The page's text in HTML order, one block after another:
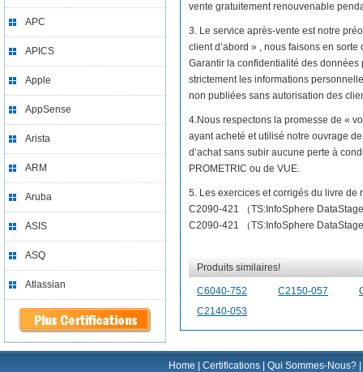
APC
APICS
Apple
AppSense
Arista
ARM
Aruba
ASIS
ASQ
Atlassian
vente gratuitement renouvenable
3. Le service après-vente est notre
client d’abord » , nous faisons en
Garantir la confidentialité des
strictement les informations
non publiées sans autorisation des
4.Nous respectons la promesse de «
ayant acheté et utilisé notre ouvrage
d’achat sans subir aucune perte à
PROMETRIC ou de VUE.
5. Les exercices et corrigés du livre de
C2090-421 （TS:InfoSphere
C2090-421 （TS:InfoSphere
Produits similaires!
C6040-752 C2150-057
C2140-053
Home Certifications Qui Sommes-Nous?